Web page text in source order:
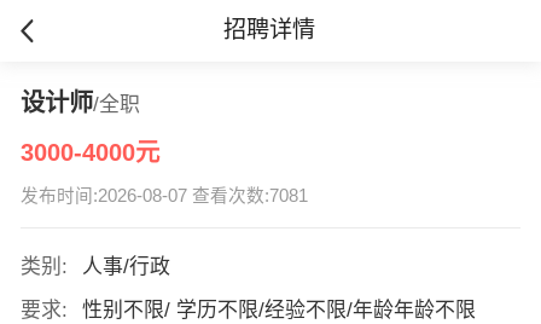
招聘详情
设计师/全职
3000-4000元
发布时间:2026-08-07 查看次数:7081
类别:
人事/行政
要求:
性别不限/ 学历不限/经验不限/年龄年龄不限